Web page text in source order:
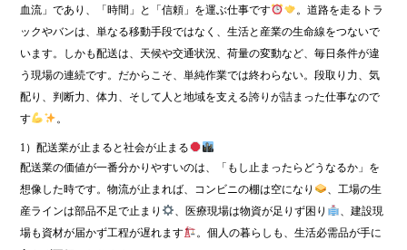
血流」であり、「時間」と「信頼」を運ぶ仕事です
。道路を走るトラ
ックやバンは、単なる移動手段ではなく、生活と産業の生命線をつないで
います。しかも配送は、天候や交通状況、荷量の変動など、毎日条件が違
う現場の連続です。だからこそ、単純作業では終わらない。段取り力、気
配り、判断力、体力、そして人と地域を支える誇りが詰まった仕事なので
す
。
1）配送業が止まると社会が止まる
配送業の価値が一番分かりやすいのは、「もし止まったらどうなるか」を
想像した時です。物流が止まれば、コンビニの棚は空になり
、工場の生
産ラインは部品不足で止まり
、医療現場は物資が足りず困り
、建設現
場も資材が届かず工程が遅れます
。個人の暮らしも、生活必需品が手に